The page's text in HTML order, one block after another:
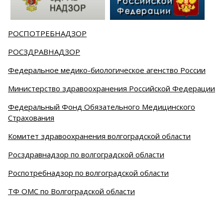
РОСПОТРЕБНАДЗОР
РОСЗДРАВНАДЗОР
Федеральное медико-биологическое агенство России
Министерство здравоохранения Российской Федерации
Федеральный Фонд Обязательного Медицинского
Страхования
Комитет здравоохранения волгоградской области
Росздравнадзор по волгоградской области
Роспотребнадзор по волгоградской области
ТФ ОМС по Волгоградской области